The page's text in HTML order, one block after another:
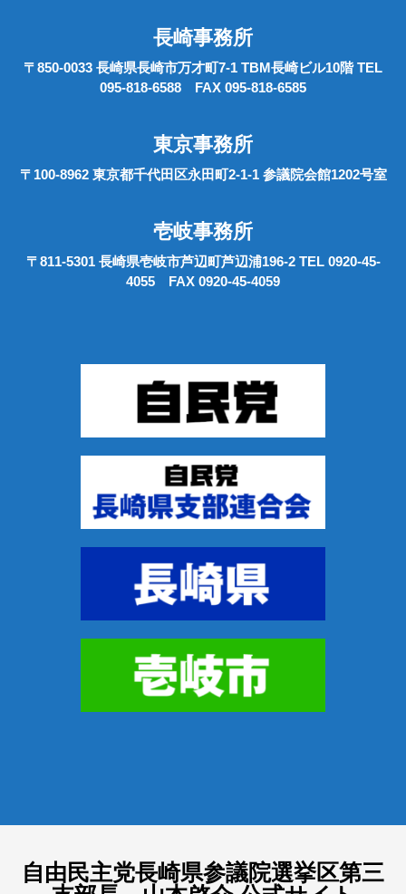
長崎事務所
〒850-0033 長崎県長崎市万才町7-1 TBM長崎ビル10階 TEL
095-818-6588 FAX 095-818-6585
東京事務所
〒100-8962 東京都千代田区永田町2-1-1 参議院会館1202号室
壱岐事務所
〒811-5301 長崎県壱岐市芦辺町芦辺浦196-2 TEL 0920-45-
4055 FAX 0920-45-4059
自由民主党長崎県参議院選挙区第三